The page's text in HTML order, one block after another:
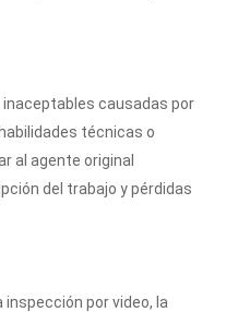
causadas por
técnicas o
al agente original
del trabajo y pérdidas
por video, la